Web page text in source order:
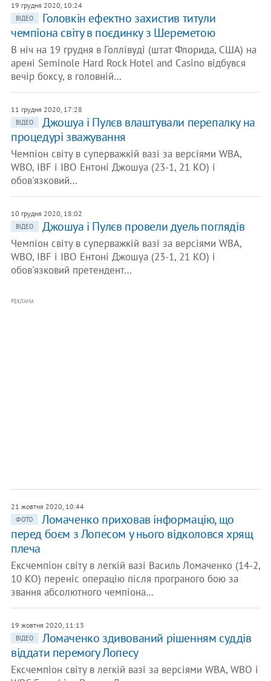
19 грудня 2020, 10:24
ВІДЕО
Головкін ефектно захистив титули
чемпіона світу в поєдинку з Шереметою
В ніч на 19 грудня в Голлівуді (штат Флорида, США) на
арені Seminole Hard Rock Hotel and Casino відбувся
вечір боксу, в головній…
11 грудня 2020, 17:28
ВІДЕО
Джошуа і Пулєв влаштували перепалку на
процедурі зважування
Чемпіон світу в суперважкій вазі за версіями WBA,
WBO, IBF і IBO Ентоні Джошуа (23-1, 21 КО) і
обов'язковий…
10 грудня 2020, 18:02
ВІДЕО Джошуа і Пулєв провели дуель поглядів
Чемпіон світу в суперважкій вазі за версіями WBA,
WBO, IBF і IBO Ентоні Джошуа (23-1, 21 КО) і
обов'язковий претендент…
РЕКЛАМА
21 жовтня 2020, 10:44
ФОТО
Ломаченко приховав інформацію, що
перед боєм з Лопесом у нього відколовся хрящ
плеча
Ексчемпіон світу в легкій вазі Василь Ломаченко (14-2,
10 КО) переніс операцію після програного бою за
звання абсолютного чемпіона…
19 жовтня 2020, 11:13
ВІДЕО
Ломаченко здивований рішенням суддів
віддати перемогу Лопесу
Ексчемпіон світу в легкій вазі за версіями WBA, WBO і